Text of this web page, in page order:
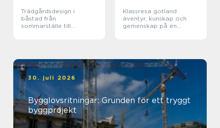
Trädgårdsdesign i
båstad från
sommarställe till
Klassresa gotland
äventyr, kunskap och
gemenskap på en
30. juli 2026
Bygglovsritningar: Grunden för ett tryggt
byggprojekt